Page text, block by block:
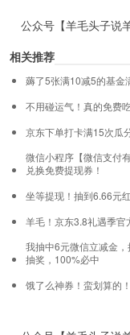
公众号【羊毛头子说
相关推荐
薅了5张满10减5的基金
不用碰运气！真的免费
京东下单打卡满15次瓜
微信小程序【微信支付
兑换免费提现券！
坐等提现！抽到6.66元
羊毛！京东3.8礼遇季官
我抽中6元微信立减金
抽奖，100%必中
饿了么神券！蛮划算的